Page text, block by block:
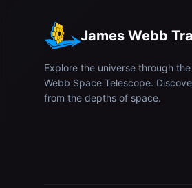
James Webb
Explore the universe through
Webb Space Telescope.
from the depths of space.